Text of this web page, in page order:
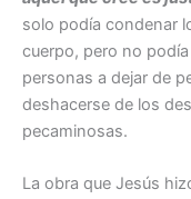
solo podía condenar
cuerpo, pero no
personas a dejar de
deshacerse de los
pecaminosas.
La obra que Jesús